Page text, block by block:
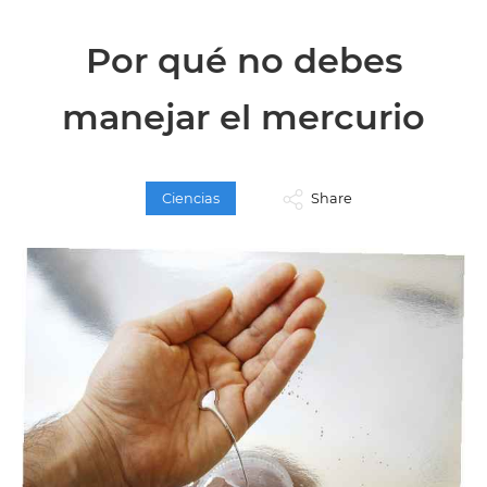
Por qué no debes
manejar el mercurio
Ciencias Share